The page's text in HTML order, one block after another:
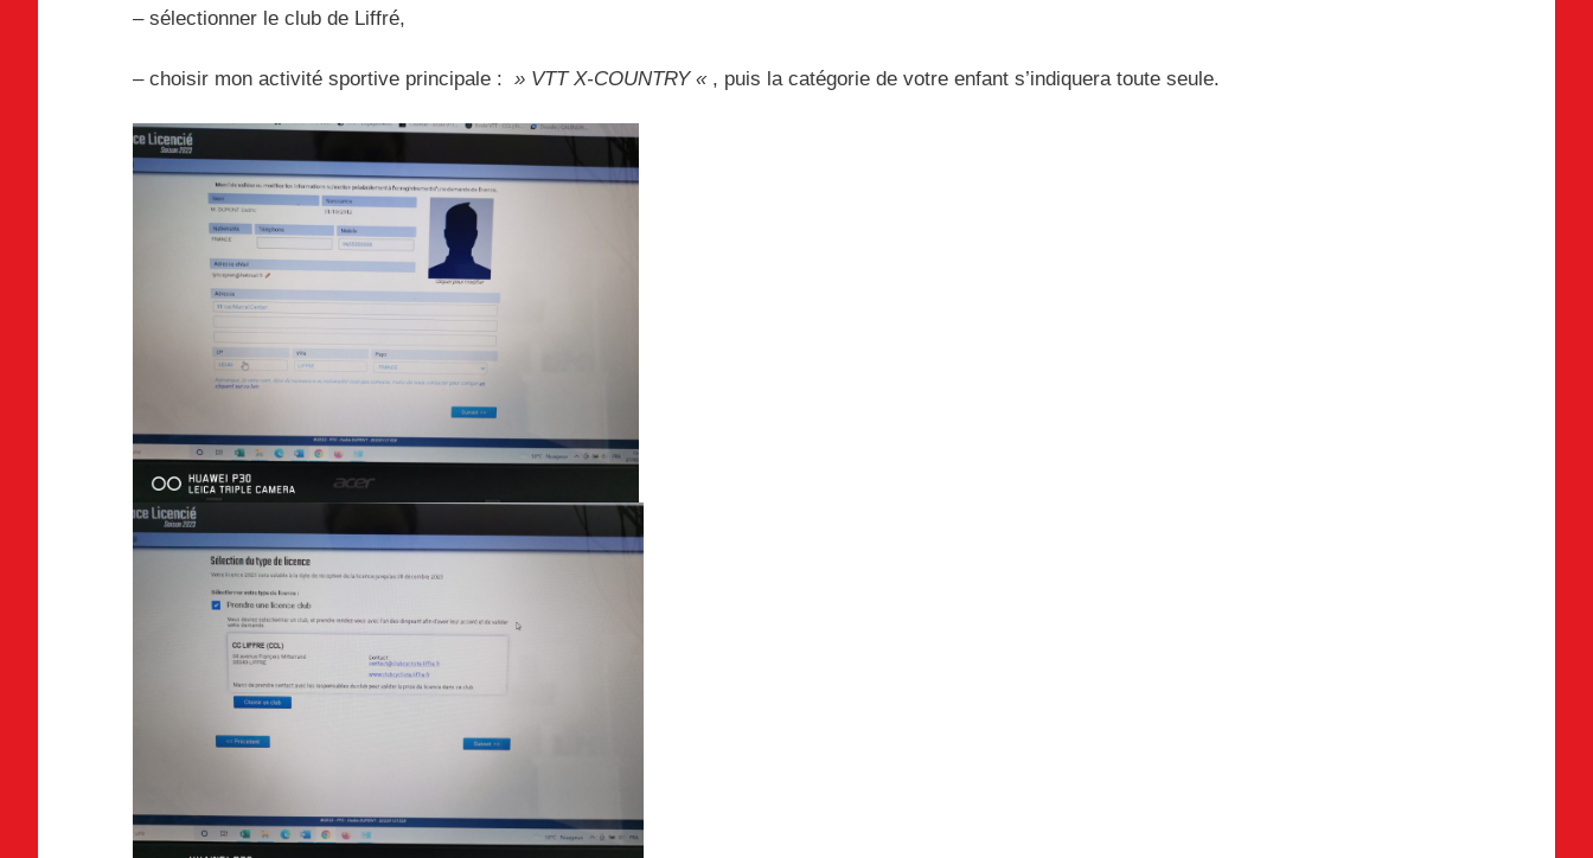
– sélectionner le club de Liffré,
– choisir mon activité sportive principale : » VTT X-COUNTRY « , puis la catégorie de votre enfant s’indiquera toute seule.